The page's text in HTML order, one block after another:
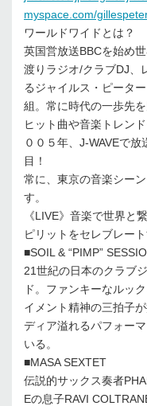
myspace.com/
ワールドワイドとは？
英国営放送BBCを始め
渡りラジオ/クラブDJ、
るジャイルス・ピータ
組。常に時代の一歩先
ヒット曲や音楽トレン
００５年、J-WAVEで
目！
常に、東京の音楽シー
す。
《LIVE》音楽で世界と
ピリットをセレブレー
■SOIL & “PIMP”
21世紀の日本のクラブ
ド。ファンキーなルッ
イメント精神の三拍子
ディア溢れるパフォー
いる。
■MASA SEXTET
伝説的サックス奏者
Eの息子RAVI